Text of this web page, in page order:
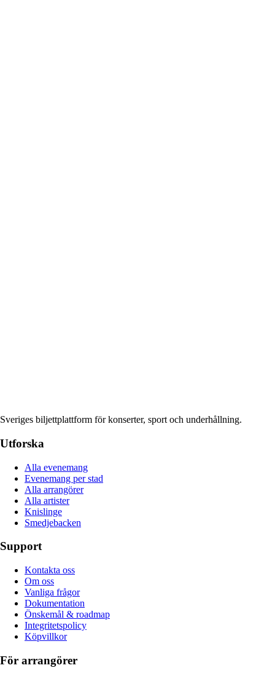
Sveriges biljettplattform för konserter, sport och underhållning.
Utforska
Alla evenemang
Evenemang per stad
Alla arrangörer
Alla artister
Knislinge
Smedjebacken
Support
Kontakta oss
Om oss
Vanliga frågor
Dokumentation
Önskemål & roadmap
Integritetspolicy
Köpvillkor
För arrangörer